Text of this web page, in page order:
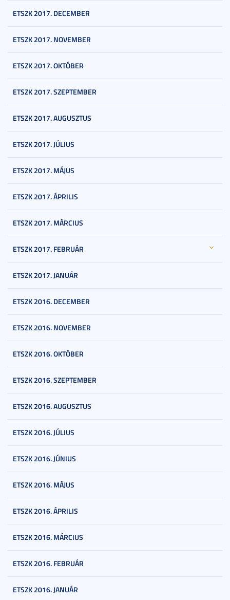
ETSZK 2017. DECEMBER
ETSZK 2017. NOVEMBER
ETSZK 2017. OKTÓBER
ETSZK 2017. SZEPTEMBER
ETSZK 2017. AUGUSZTUS
ETSZK 2017. JÚLIUS
ETSZK 2017. MÁJUS
ETSZK 2017. ÁPRILIS
ETSZK 2017. MÁRCIUS
ETSZK 2017. FEBRUÁR
ETSZK 2017. JANUÁR
ETSZK 2016. DECEMBER
ETSZK 2016. NOVEMBER
ETSZK 2016. OKTÓBER
ETSZK 2016. SZEPTEMBER
ETSZK 2016. AUGUSZTUS
ETSZK 2016. JÚLIUS
ETSZK 2016. JÚNIUS
ETSZK 2016. MÁJUS
ETSZK 2016. ÁPRILIS
ETSZK 2016. MÁRCIUS
ETSZK 2016. FEBRUÁR
ETSZK 2016. JANUÁR